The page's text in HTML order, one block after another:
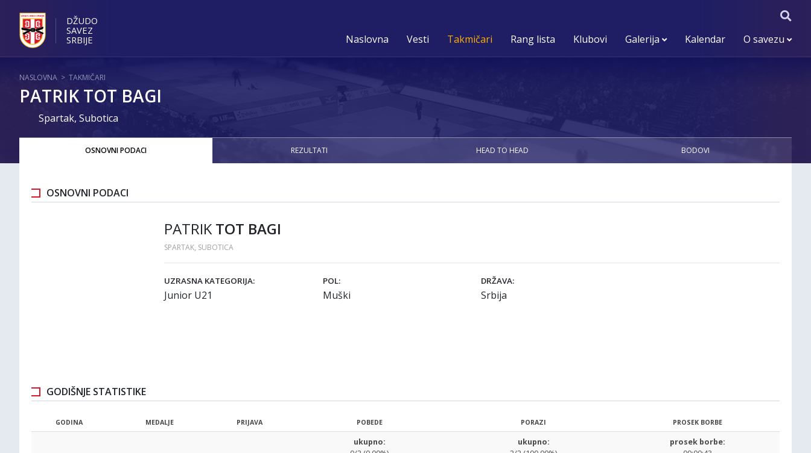
DŽUDO
SAVEZ
SRBIJE
Naslovna Vesti Takmičari Rang lista Klubovi Galerija Kalendar O savezu
NASLOVNA > TAKMIČARI
PATRIK TOT BAGI
Spartak, Subotica
OSNOVNI PODACI REZULTATI HEAD TO HEAD BODOVI
OSNOVNI PODACI
PATRIK TOT BAGI
SPARTAK, SUBOTICA
UZRASNA KATEGORIJA:
Junior U21
POL:
Muški
DRŽAVA:
Srbija
GODIŠNJE STATISTIKE
GODINA MEDALJE PRIJAVA POBEDE PORAZI PROSEK BORBE
ukupno:
ukupno:
prosek borbe: